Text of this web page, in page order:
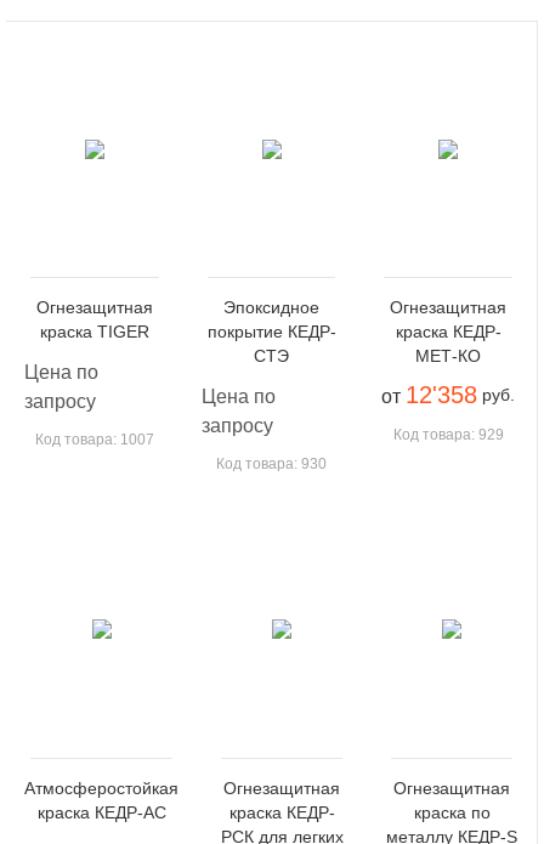
Огнезащитная
краска TIGER
Цена по
запросу
Код товара: 1007
Эпоксидное
покрытие КЕДР-
СТЭ
Цена по
запросу
Код товара: 930
Огнезащитная
краска КЕДР-
МЕТ-КО
от 12'358 руб.
Код товара: 929
Атмосферостойкая
краска КЕДР-АС
Огнезащитная
краска КЕДР-
РСК для легких
Огнезащитная
краска по
металлу КЕДР-S